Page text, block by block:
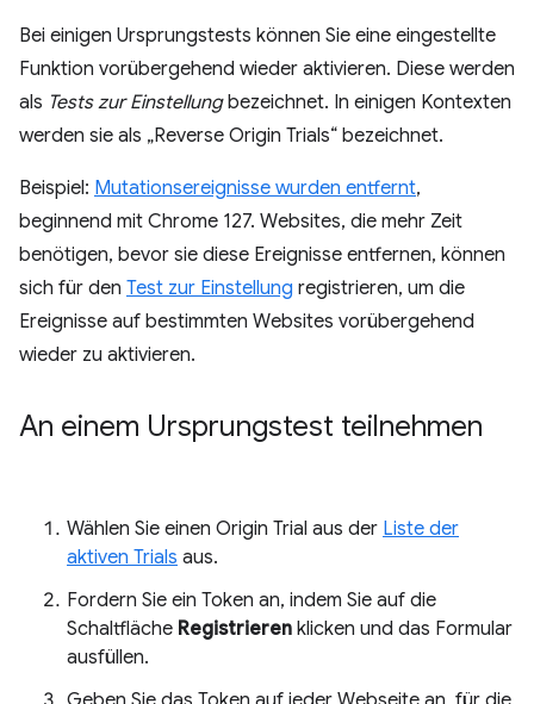
Bei einigen Ursprungstests können Sie eine eingestellte
Funktion vorübergehend wieder aktivieren. Diese werden
als Tests zur Einstellungbezeichnet. In einigen Kontexten
werden sie als „Reverse Origin Trials“ bezeichnet.
Beispiel: Mutationsereignisse wurden entfernt,
beginnend mit Chrome 127. Websites, die mehr Zeit
benötigen, bevor sie diese Ereignisse entfernen, können
sich für den Test zur Einstellung registrieren, um die
Ereignisse auf bestimmten Websites vorübergehend
wieder zu aktivieren.
An einem Ursprungstest teilnehmen
Wählen Sie einen Origin Trial aus der Liste der
aktiven Trials aus.
Fordern Sie ein Token an, indem Sie auf die
Schaltfläche Registrieren klicken und das Formular
ausfüllen.